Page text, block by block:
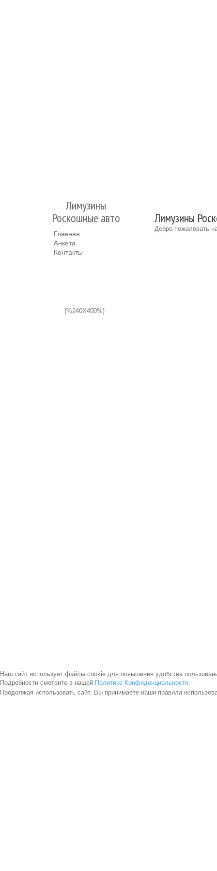
Лимузины
Роскошные авто
Главная
Анкета
Контакты
{%240X400%}
Лимузины
Добро пожаловать
Наш сайт использует файлы cookie для повышения удобства
Подробности смотрите в нашей Политике Конфиденциальности.
Продолжая использовать сайт, Вы принимаете наши правила